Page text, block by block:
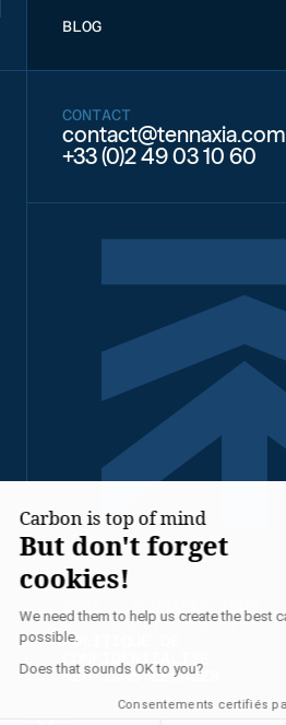
BLOG
CONTACT
contact@tennaxia.com
+33 (0)2 49 03 10 60
DROITS RÉSERVÉS
POLITIQUE DE
MENTIONS LÉGALES